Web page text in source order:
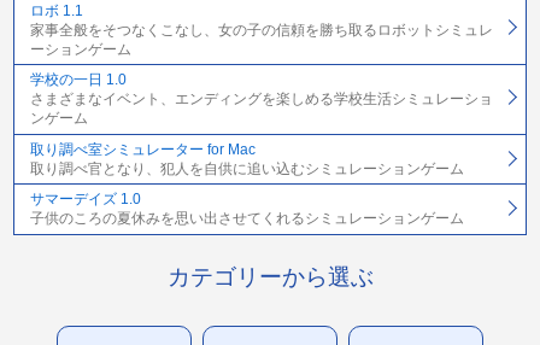
ロボ 1.1
家事全般をそつなくこなし、女の子の信頼を勝ち取るロボットシミュレ
ーションゲーム
学校の一日 1.0
さまざまなイベント、エンディングを楽しめる学校生活シミュレーショ
ンゲーム
取り調べ室シミュレーター for Mac
取り調べ官となり、犯人を自供に追い込むシミュレーションゲーム
サマーデイズ 1.0
子供のころの夏休みを思い出させてくれるシミュレーションゲーム
カテゴリーから選ぶ